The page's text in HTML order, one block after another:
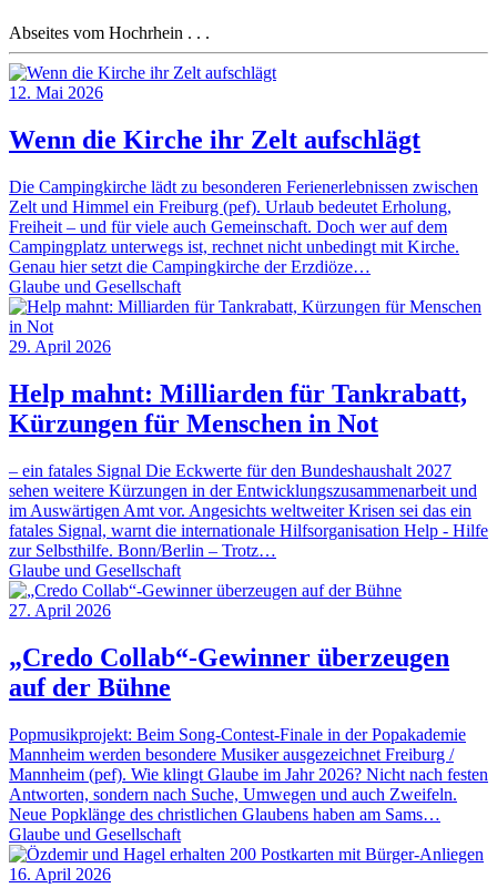
Abseites vom Hochrhein . . .
12. Mai 2026
Wenn die Kirche ihr Zelt aufschlägt
Die Campingkirche lädt zu besonderen Ferienerlebnissen zwischen
Zelt und Himmel ein Freiburg (pef). Urlaub bedeutet Erholung,
Freiheit – und für viele auch Gemeinschaft. Doch wer auf dem
Campingplatz unterwegs ist, rechnet nicht unbedingt mit Kirche.
Genau hier setzt die Campingkirche der Erzdiöze…
Glaube und Gesellschaft
29. April 2026
Help mahnt: Milliarden für Tankrabatt,
Kürzungen für Menschen in Not
– ein fatales Signal Die Eckwerte für den Bundeshaushalt 2027
sehen weitere Kürzungen in der Entwicklungszusammenarbeit und
im Auswärtigen Amt vor. Angesichts weltweiter Krisen sei das ein
fatales Signal, warnt die internationale Hilfsorganisation Help - Hilfe
zur Selbsthilfe. Bonn/Berlin – Trotz…
Glaube und Gesellschaft
27. April 2026
„Credo Collab“-Gewinner überzeugen
auf der Bühne
Popmusikprojekt: Beim Song-Contest-Finale in der Popakademie
Mannheim werden besondere Musiker ausgezeichnet Freiburg /
Mannheim (pef). Wie klingt Glaube im Jahr 2026? Nicht nach festen
Antworten, sondern nach Suche, Umwegen und auch Zweifeln.
Neue Popklänge des christlichen Glaubens haben am Sams…
Glaube und Gesellschaft
16. April 2026